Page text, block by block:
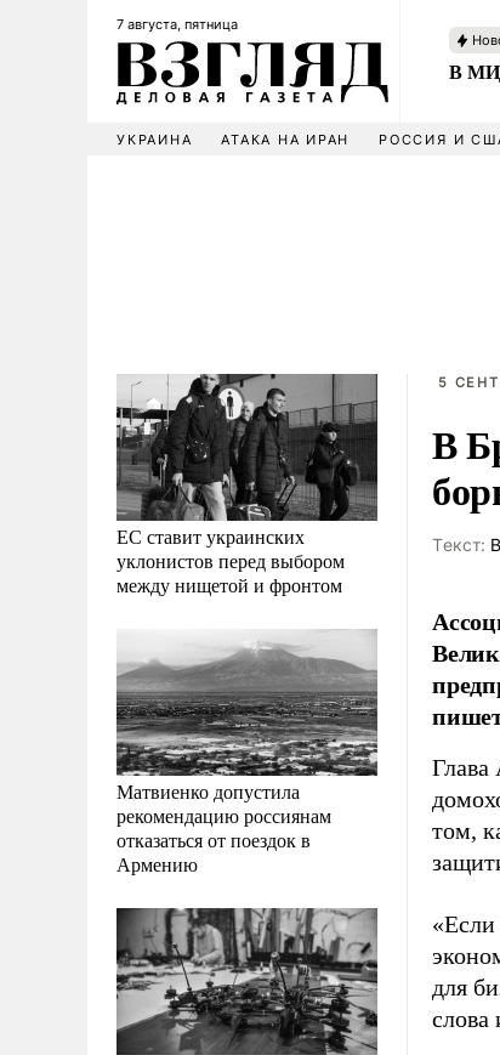
7 августа, пятница
В
УКРАИНА АТАКА НА ИРАН РОССИЯ И
ЕС ставит украинских
уклонистов перед выбором
между нищетой и фронтом
Матвиенко допустила
рекомендацию россиянам
отказаться от поездок в
Армению
5
В
Tекст:
Глава
том,
для
слова